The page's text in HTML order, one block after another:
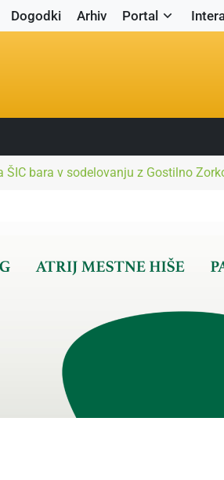
Dogodki Arhiv Portal
bara v sodelovanju z Gostilno